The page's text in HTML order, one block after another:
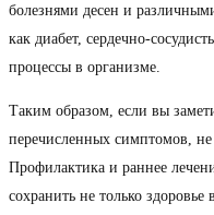
болезнями десен и
как диабет, сердечно-
процессы в организме.
Таким образом, если вы
перечисленных симптомов, не
Профилактика и раннее
сохранить не только